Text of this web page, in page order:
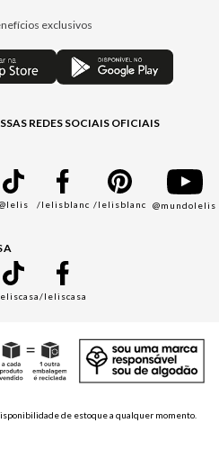
exclusivos
REDES SOCIAIS OFICIAIS
/lelisblanc /lelisblanc @mundolelis
/leliscasa
de estoque a qualquer momento.